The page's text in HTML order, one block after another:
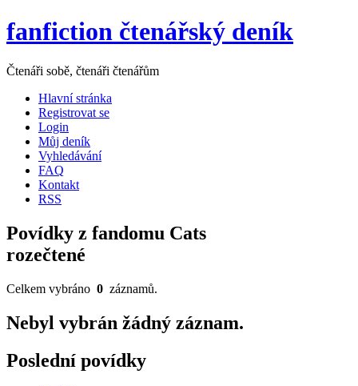
fanfiction čtenářský deník
Čtenáři sobě, čtenáři čtenářům
Hlavní stránka
Registrovat se
Login
Můj deník
Vyhledávání
FAQ
Kontakt
RSS
Povídky z fandomu Cats
rozečtené
Celkem vybráno 0 záznamů.
Nebyl vybrán žádný záznam.
Poslední povídky